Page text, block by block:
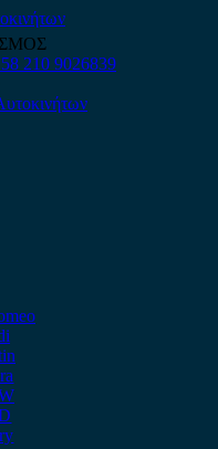
210 9026839